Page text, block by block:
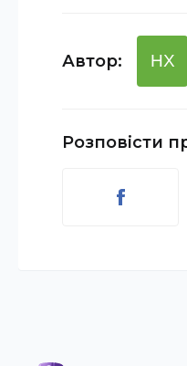
Автор: НХ
Розповісти